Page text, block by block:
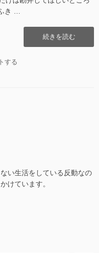
き …
“タ
ケ
続きを読む
する
い生活をしている反動なの
けています。